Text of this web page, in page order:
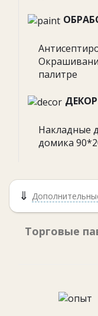
палитре
Накладные
домика
Торговые